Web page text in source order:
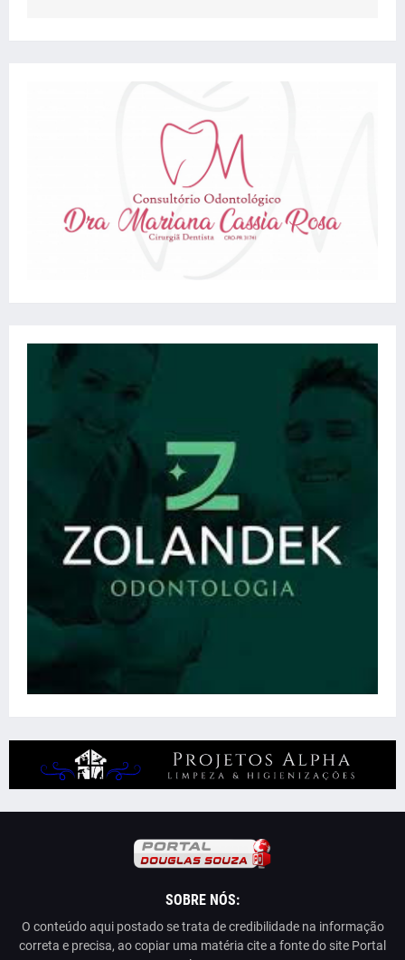
SOBRE NÓS:
O conteúdo aqui postado se trata de credibilidade na informação
correta e precisa, ao copiar uma matéria cite a fonte do site Portal